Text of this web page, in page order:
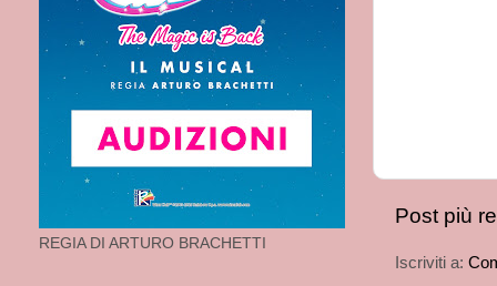
Post più
Iscriviti a:
REGIA DI ARTURO BRACHETTI